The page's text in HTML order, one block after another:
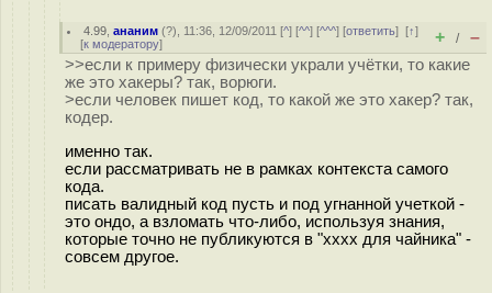
4.99 ,ананим (?), 11:36, 12/09/2011 [^] [^^] [^^^] [ответить][↑]
[к модератору] + / –
>>если к примеру физически украли учётки, то какие
же это хакеры? так, ворюги.
>если человек пишет код, то какой же это хакер? так,
кодер.
именно так.
если рассматривать не в рамках контекста самого
кода.
писать валидный код пусть и под угнанной учеткой -
это ондо, а взломать что-либо, используя знания,
которые точно не публикуются в "хххх для чайника" -
совсем другое.